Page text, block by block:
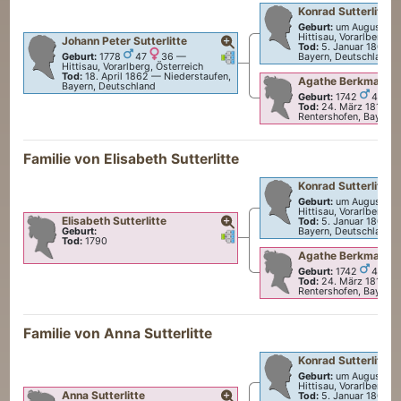
Verknüpfungen
Verknüpfungen
Johann PeterSutterlitte
Geburt: 1778 47 36 —
Hittisau, Vorarlberg, Österreich
Tod: 18. April 1862 — Niederstaufen,
Bayern, Deutschland
KonradSutterlitte
Geburt: um August
Hittisau, Vorarlberg,
Tod: 5. Januar 1804
Bayern, Deutschland
AgatheBerkmann
Geburt: 1742 49
Tod: 24. März 1811
Rentershofen,
Familie von ElisabethSutterlitte
Verknüpfungen
Verknüpfungen
ElisabethSutterlitte
Geburt:
Tod: 1790
KonradSutterlitte
Geburt: um August
Hittisau, Vorarlberg,
Tod: 5. Januar 1804
Bayern, Deutschland
AgatheBerkmann
Geburt: 1742 49
Tod: 24. März 1811
Rentershofen,
Familie vonAnnaSutterlitte
AnnaSutterlitte
KonradSutterlitte
Geburt: um August
Hittisau, Vorarlberg,
Tod: 5. Januar 1804